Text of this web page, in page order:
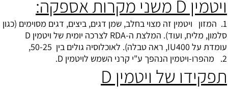
ויטמין D משני מקרות אספקה:
1. המזון ויטמין זה מצוי בחלב, שמן דגים, ביצים, דגים מסוימים (כגון
סלמון, מליח, ועוד). המלצת ה-RDA לצרכה יומית של ויטמין D
עומדת על IU400, ראה טבלה). לאוכלוסיה גולים בין 50-25,
2. מהפרו-ויטמין הנהפך ע"י קרני השמש לויטמין D.
תפקידו של ויטמין D